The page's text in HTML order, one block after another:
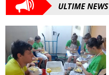
ULTIME NEWS